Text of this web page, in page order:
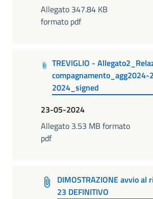
Allegato 347.84 KB
formato pdf
TREVIGLIO -
compagnamento_agg2024-
2024_signed
23-05-2024
Allegato 3.53 MB formato
pdf
DIMOSTRAZIONE avvio al
23 DEFINITIVO